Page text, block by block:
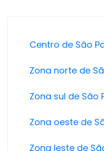
Centro de São
Zona norte de
Zona sul de São
Zona oeste de
Zona leste de